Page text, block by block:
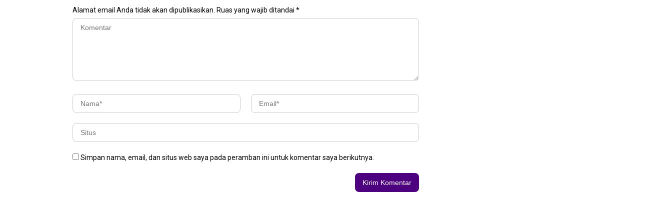
Alamat email Anda tidak akan dipublikasikan. Ruas yang wajib ditandai *
Simpan nama, email, dan situs web saya pada peramban ini untuk komentar saya berikutnya.